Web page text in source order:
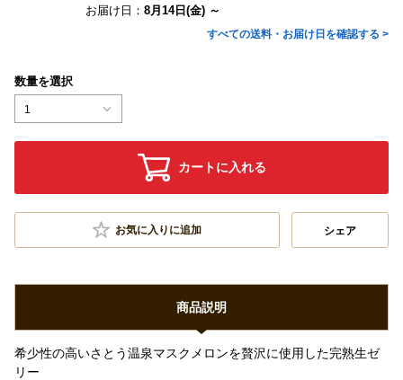
お届け日： 8月14日(金) ～
すべての送料・お届け日を確認する >
数量を選択
1
カートに入れる
お気に入りに追加 シェア
商品説明
希少性の高いさとう温泉マスクメロンを贅沢に使用した完熟生ゼ
リー